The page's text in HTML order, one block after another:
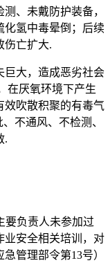
、未戴防护装备，
化氢中毒晕倒；后续
伤亡扩大.
巨大，造成恶劣社会
在厌氧环境下产生
吹散积聚的有毒气
不通风、不检测、
.
要负责人未参加过
业安全相关培训，对
管理部令第13号）